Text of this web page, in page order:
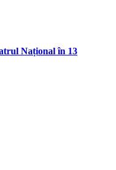
Național în 13